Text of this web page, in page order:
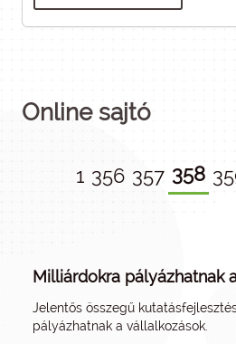
Online sajtó
1 356 357 358
Milliárdokra pályázhatnak
Jelentős összegű
pályázhatnak a vállalkozások.